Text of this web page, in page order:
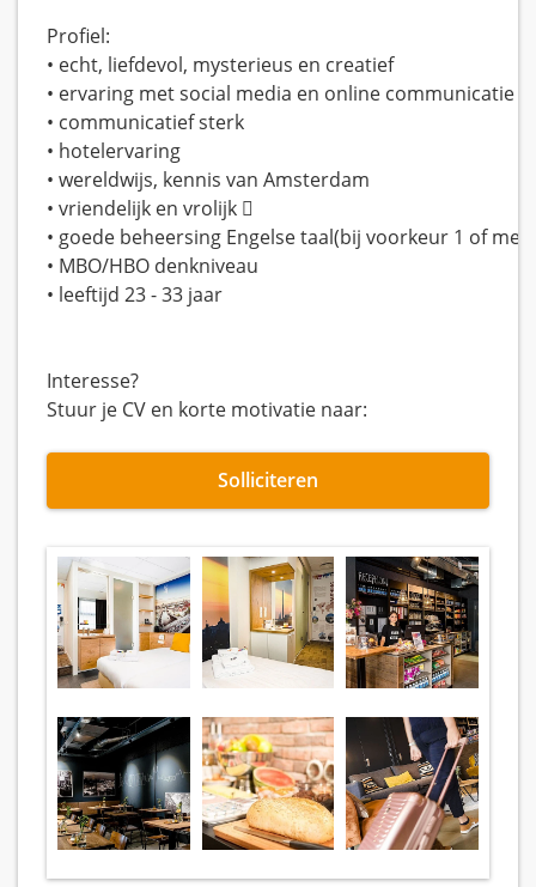
Profiel:
• echt, liefdevol, mysterieus en creatief
• ervaring met social media en online communicatie
• communicatief sterk
• hotelervaring
• wereldwijs, kennis van Amsterdam
• vriendelijk en vrolijk 
• goede beheersing Engelse taal(bij voorkeur 1 of
• MBO/HBO denkniveau
• leeftijd 23 - 33 jaar
Interesse?
Stuur je CV en korte motivatie naar:
Solliciteren